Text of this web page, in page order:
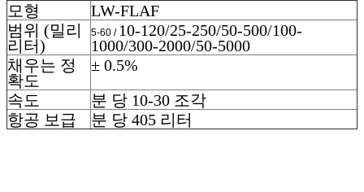
모형
LW-FLAF
범위 (밀리
리터)
5-60 / 10-120/25-250/50-500/100-
1000/300-2000/50-5000
채우는 정
확도
± 0.5%
속도
분 당 10-30 조각
항공 보급
분 당 405 리터